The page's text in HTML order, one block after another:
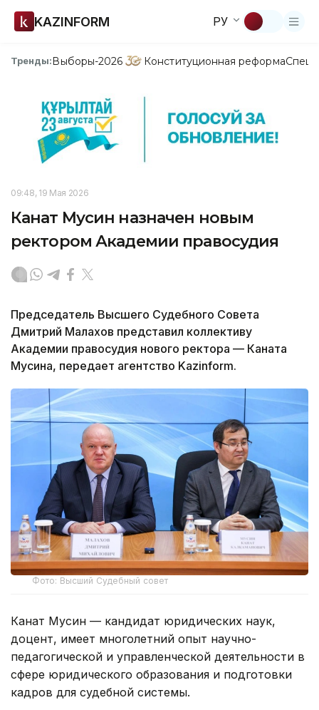
KAZINFORM РУ
Тренды:Выборы-2026 Конституционная реформа
09:48, 19 Мая 2026
Канат Мусин назначен новым
ректором Академии правосудия
Председатель Высшего Судебного Совета
Дмитрий Малахов представил коллективу
Академии правосудия нового ректора — Каната
Мусина, передает агентство Kazinform.
Фото: Высший Судебный совет
Канат Мусин — кандидат юридических наук,
доцент, имеет многолетний опыт научно-
педагогической и управленческой деятельности в
сфере юридического образования и подготовки
кадров для судебной системы.